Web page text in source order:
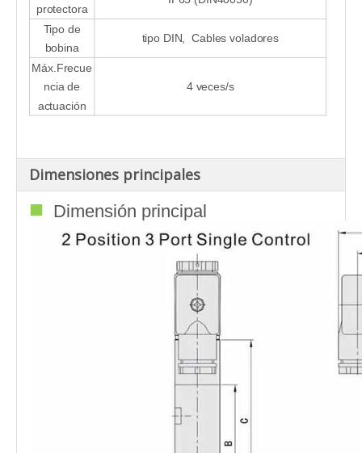
protectora
Tipo de
bobina
tipo DIN, Cables voladores
Máx.Frecue
ncia de
actuación
4 veces/s
Dimensiones principales
■ Dimensión principal